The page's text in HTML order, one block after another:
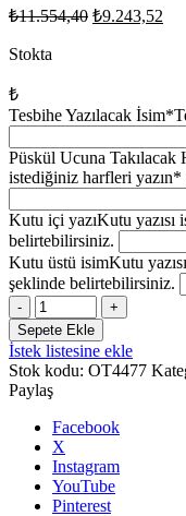
₺11.554,40 Orijinal
₺9.243,52
Stokta
₺
Tesbihe Yazılacak İsim
Püskül Ucuna Takılacak
istediğiniz harfleri yazın*
Kutu içi yazıKutu yazısı
belirtebilirsiniz.
Kutu üstü isimKutu
şeklinde belirtebilirsiniz.
Erkek
Hediyelik
Harf
Püskül
Kuka
Tesbih,
Isimli
Tespih
adet
Sepete Ekle
İstek listesine ekle
Stok kodu: OT4477
Paylaş
Facebook
X
Instagram
YouTube
Pinterest